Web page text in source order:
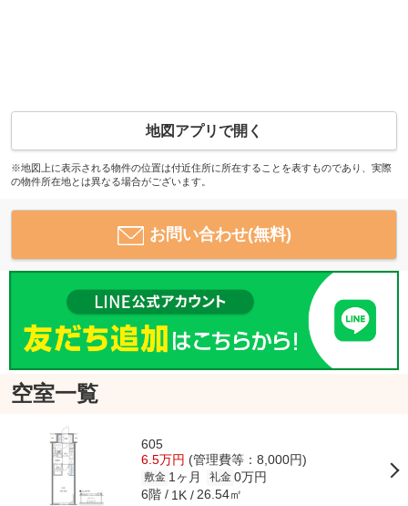
地図アプリで開く
※地図上に表示される物件の位置は付近住所に所在することを表すものであり、実際
の物件所在地とは異なる場合がございます。
お問い合わせ(無料)
空室一覧
605
6.5万円 (管理費等：8,000円)
敷金 1ヶ月 礼金 0万円
6階 1K 26.54㎡